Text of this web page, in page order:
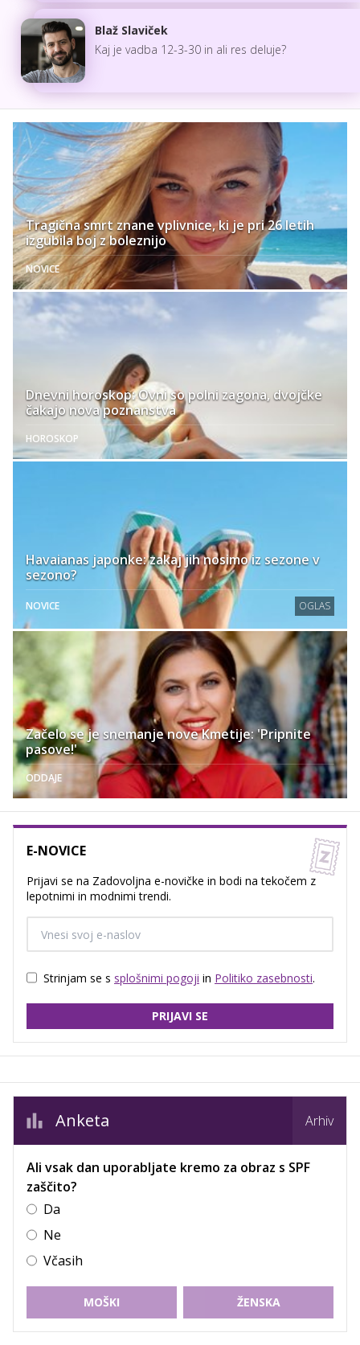
Blaž Slaviček
Kaj je vadba 12-3-30 in ali res deluje?
Tragična smrt znane vplivnice, ki je pri 26 letih
izgubila boj z boleznijo
NOVICE
Dnevni horoskop: Ovni so polni zagona, dvojčke
čakajo nova poznanstva
HOROSKOP
Havaianas japonke: zakaj jih nosimo iz sezone v
sezono?
NOVICE OGLAS
Začelo se je snemanje nove Kmetije: 'Pripnite
pasove!'
ODDAJE
E-NOVICE
Prijavi se na Zadovoljna e-novičke in bodi na tekočem z
lepotnimi in modnimi trendi.
Strinjam se s splošnimi pogoji in Politiko zasebnosti.
PRIJAVI SE
Anketa Arhiv
Ali vsak dan uporabljate kremo za obraz s SPF
zaščito?
Da
Ne
Včasih
MOŠKI ŽENSKA